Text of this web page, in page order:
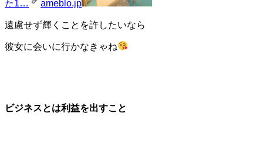
た1… ameblo.jp
遠慮せず輝くことを許したいなら
彼女に会いに行かなきゃね
ビジネスとは利益を出すこと